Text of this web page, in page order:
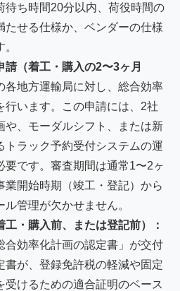
待ち時間20分以内、荷役時間の
たせる仕様か、ベンダーの仕様
請（着工・購入の2〜3ヶ月
各地方運輸局に対し、総合効率
行います。この申請には、2社
や、モーダルシフト、または新
トラック予約受付システムの運
要です。審査期間は通常1〜2ヶ
業開始時期（竣工・登記）から
管理が欠かせません。
・購入前、または登記前）：
合効率化計画の認定書」が交付
書が、登録免許税の軽減や固定
受けるための適合証明のベース